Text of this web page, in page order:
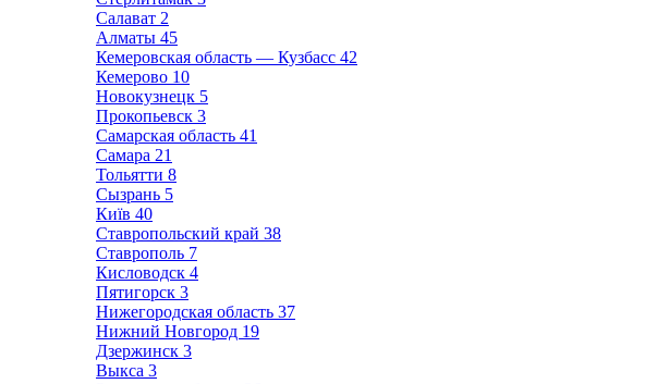
Салават 2
Алматы 45
Кемеровская область — Кузбасс 42
Кемерово 10
Новокузнецк 5
Прокопьевск 3
Самарская область 41
Самара 21
Тольятти 8
Сызрань 5
Київ 40
Ставропольский край 38
Ставрополь 7
Кисловодск 4
Пятигорск 3
Нижегородская область 37
Нижний Новгород 19
Дзержинск 3
Выкса 3